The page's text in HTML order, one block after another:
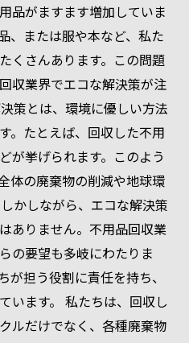
品がますます増加していま
、または服や本など、私た
くさんあります。この問題
収業界でエコな解決策が注
策とは、環境に優しい方法
。たとえば、回収した不用
が挙げられます。このよう
体の廃棄物の削減や地球環
かしながら、エコな解決策
ありません。不用品回収業
の要望も多岐にわたりま
が担う役割に責任を持ち、
います。 私たちは、回収し
ルだけでなく、各種廃棄物